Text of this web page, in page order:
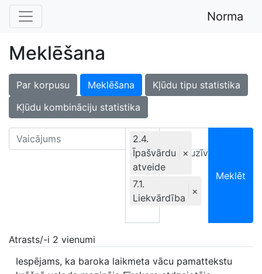
Norma
Meklēšana
Par korpusu Meklēšana
Kļūdu tipu statistika
Kļūdu kombināciju statistika
2.4.
Īpašvārdu
atveide
×
7.1.
Liekvārdība
×
Ekskluzīvi
Meklēt
Atrasts/-i 2 vienumi
Iespējams, ka baroka laikmeta vācu pamattekstu